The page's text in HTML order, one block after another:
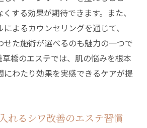
草橋エステでシワ改善の第一歩
草橋エステで心を解放
テでシワ改善を始める理由
験で心身ともにリフレッシュ
ステで迎える新しい自分
テで理想の肌を手に入れる
する効果が期待できます。また、
よるカウンセリングを通じて、
せた施術が選べるのも魅力の一つで
橋のエステでは、肌の悩みを根本
にわたり効果を実感できるケアが提
れるシワ改善のエステ習慣